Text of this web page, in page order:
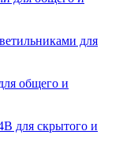
для
общего и
для скрытого и